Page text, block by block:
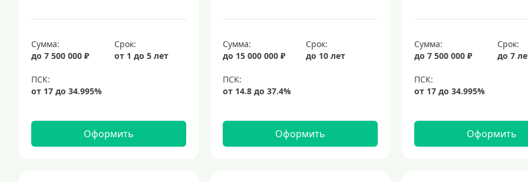
Сумма:
до 7 500 000 ₽
Срок:
от 1 до 5 лет
Оформить
Сумма:
до 15 000 000 ₽
Срок:
до 10 лет
Оформить
Сумма:
до 7 500 000 ₽
Срок:
до 7
Оформить